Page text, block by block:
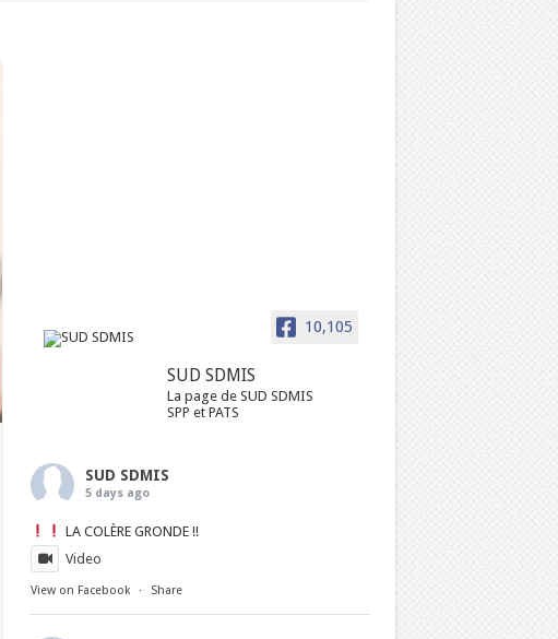
10,105
SUD SDMIS
La page de SUD SDMIS
SPP et PATS
SUD SDMIS
5 days ago
LA COLÈRE GRONDE !!
Video
View on Facebook · Share